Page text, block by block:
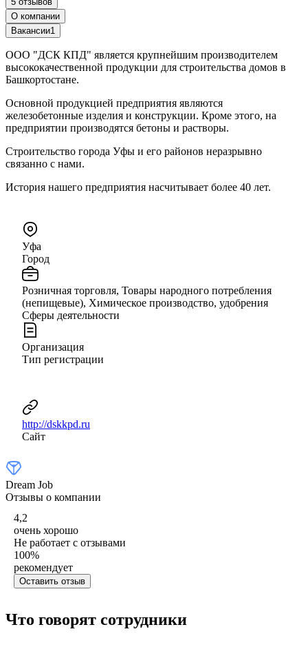
О компании
Вакансии1
ООО "ДСК КПД" является крупнейшим производителем
высококачественной продукции для строительства домов в
Башкортостане.
Основной продукцией предприятия являются
железобетонные изделия и конструкции. Кроме этого, на
предприятии производятся бетоны и растворы.
Строительство города Уфы и его районов неразрывно
связанно с нами.
История нашего предприятия насчитывает более 40 лет.
Уфа
Город
Розничная торговля, Товары народного потребления
(непищевые), Химическое производство, удобрения
Сферы деятельности
Организация
Тип регистрации
http://dskkpd.ru
Сайт
Dream Job
Отзывы о компании
4,2
очень хорошо
Не работает с отзывами
100%
рекомендует
Оставить отзыв
Что говорят сотрудники